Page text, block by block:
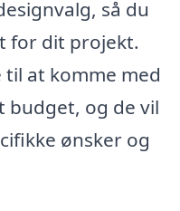
så du
for dit projekt.
at komme med
budget, og de vil
ønsker og